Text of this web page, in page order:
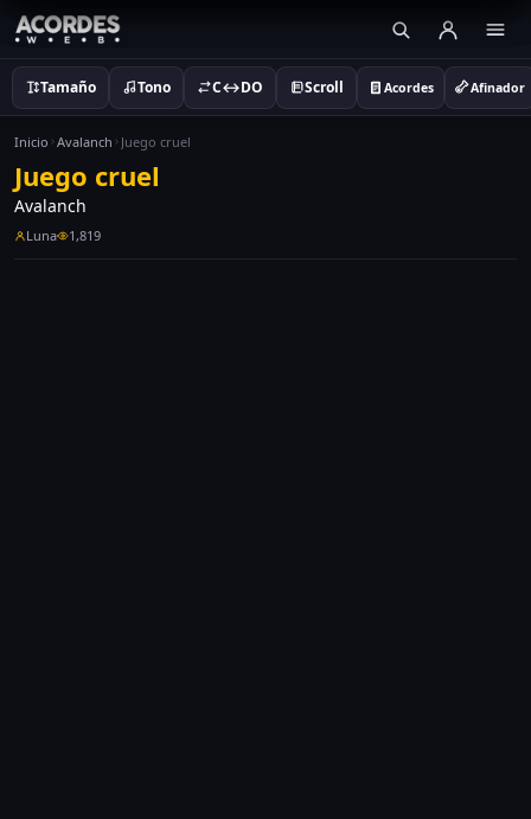
Tamaño Tono C↔DO Scroll Acordes Afinador
Inicio Avalanch Juego cruel
Juego cruel
Avalanch
Luna 1,819